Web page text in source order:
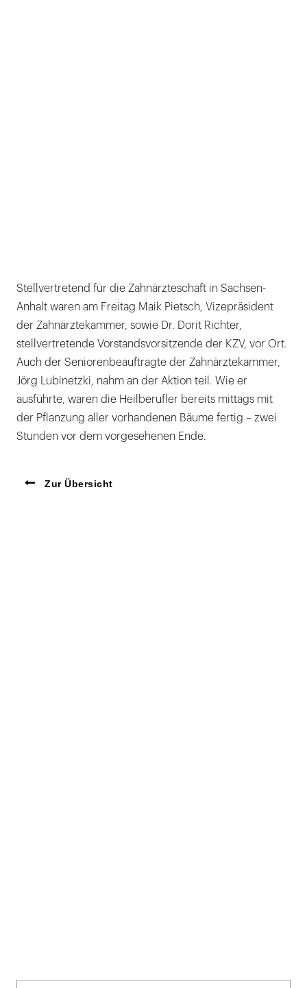
Stellvertretend für die Zahnärzteschaft in Sachsen-
Anhalt waren am Freitag Maik Pietsch, Vizepräsident
der Zahnärztekammer, sowie Dr. Dorit Richter,
stellvertretende Vorstandsvorsitzende der KZV, vor Ort.
Auch der Seniorenbeauftragte der Zahnärztekammer,
Jörg Lubinetzki, nahm an der Aktion teil. Wie er
ausführte, waren die Heilberufler bereits mittags mit
der Pflanzung aller vorhandenen Bäume fertig – zwei
Stunden vor dem vorgesehenen Ende.
Zur Übersicht